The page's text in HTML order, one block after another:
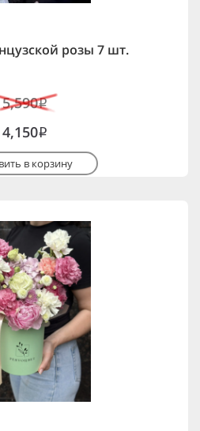
розы 7 шт.
5,590i
4,150i
в корзину